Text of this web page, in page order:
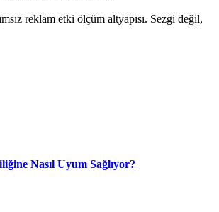
reklam etki ölçüm altyapısı. Sezgi değil,
Nasıl Uyum Sağlıyor?